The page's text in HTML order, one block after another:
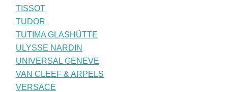
TISSOT
TUDOR
TUTIMA GLASHÜTTE
ULYSSE NARDIN
UNIVERSAL GENEVE
VAN CLEEF & ARPELS
VERSACE